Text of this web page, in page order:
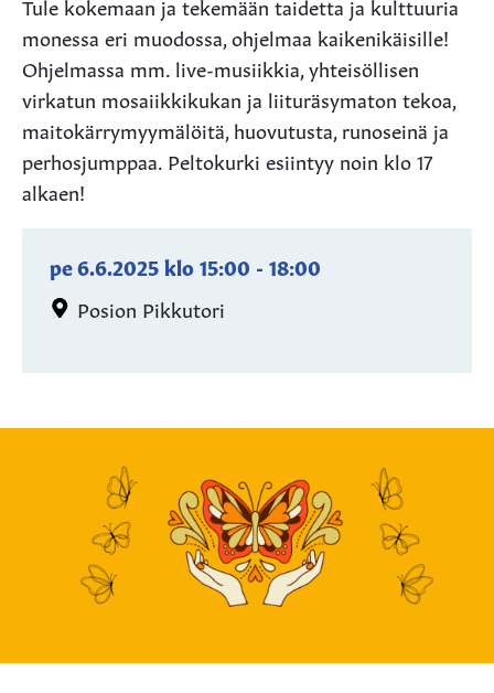
monessa eri muodossa, ohjelmaa kaikenikäisille!
Ohjelmassa mm. live-musiikkia, yhteisöllisen
virkatun mosaiikkikukan ja liituräsymaton tekoa,
maitokärrymyymälöitä, huovutusta, runoseinä ja
perhosjumppaa. Peltokurki esiintyy noin klo 17
alkaen!
pe 6.6.2025klo15:00 - 18:00
Posion Pikkutori